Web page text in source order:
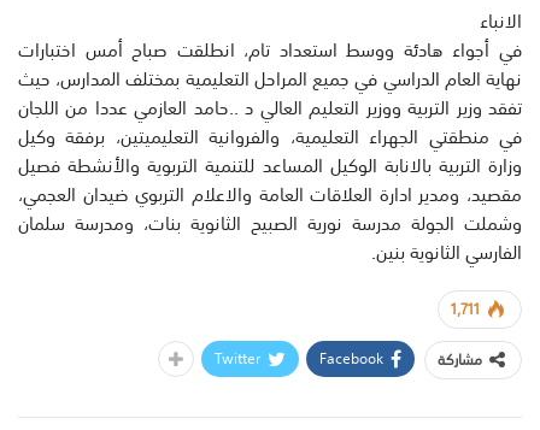
الانباء
في أجواء هادئة ووسط استعداد تام، انطلقت صباح أمس اختبارات
نهاية العام الدراسي في جميع المراحل التعليمية بمختلف المدارس، حيث
تفقد وزير التربية ووزير التعليم العالي د ..حامد العازمي عددا من اللجان
في منطقتي الجهراء التعليمية، والفروانية التعليميتين، برفقة وكيل
وزارة التربية بالانابة الوكيل المساعد للتنمية التربوية والأنشطة فصيل
مقصيد، ومدير ادارة العلاقات العامة والاعلام التربوي ضيدان العجمي،
وشملت الجولة مدرسة نورية الصبيح الثانوية بنات، ومدرسة سلمان
الفارسي الثانوية بنين.
1,711
مشاركة
Facebook
Twitter